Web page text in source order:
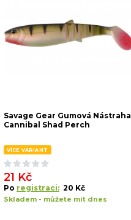
Savage Gear Gumová Nástraha
Cannibal Shad Perch
VÍCE VARIANT
21 Kč
Po registraci: 20 Kč
Skladem - můžete mít dnes